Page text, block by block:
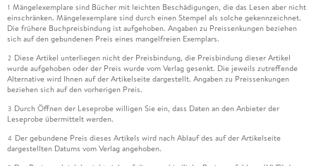
1 Mängelexemplare sind Bücher mit leichten Beschädigungen, die das Lesen aber nicht
einschränken. Mängelexemplare sind durch einen Stempel als solche gekennzeichnet.
Die frühere Buchpreisbindung ist aufgehoben. Angaben zu Preissenkungen beziehen
sich auf den gebundenen Preis eines mangelfreien Exemplars.
2 Diese Artikel unterliegen nicht der Preisbindung, die Preisbindung dieser Artikel
wurde aufgehoben oder der Preis wurde vom Verlag gesenkt. Die jeweils zutreffende
Alternative wird Ihnen auf der Artikelseite dargestellt. Angaben zu Preissenkungen
beziehen sich auf den vorherigen Preis.
3 Durch Öffnen der Leseprobe willigen Sie ein, dass Daten an den Anbieter der
Leseprobe übermittelt werden.
4 Der gebundene Preis dieses Artikels wird nach Ablauf des auf der Artikelseite
dargestellten Datums vom Verlag angehoben.